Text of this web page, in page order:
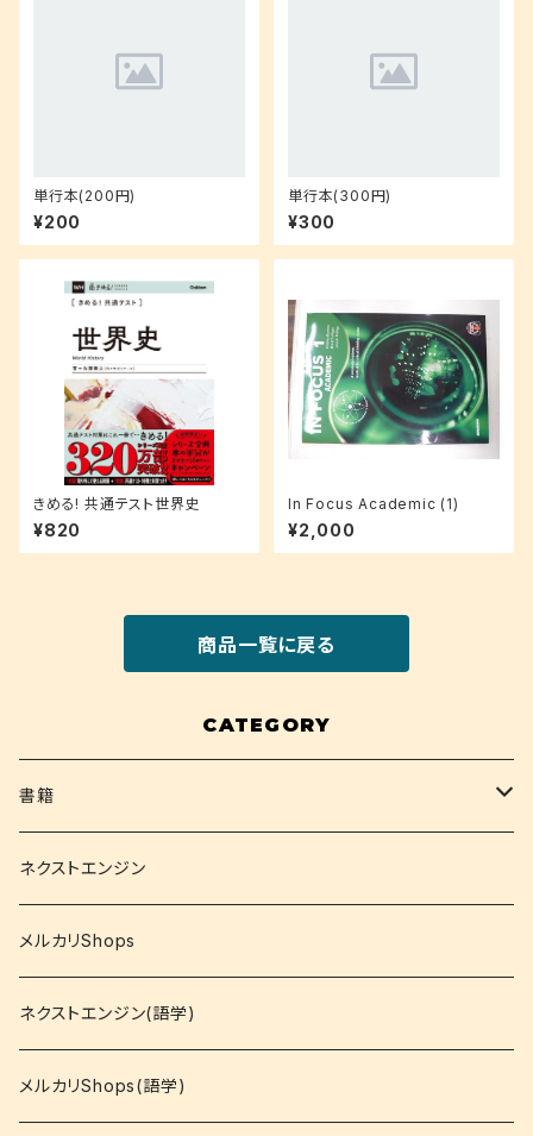
単行本(200円)
¥200
単行本(300円)
¥300
きめる! 共通テスト世界史
¥820
In Focus Academic (1)
¥2,000
商品一覧に戻る
CATEGORY
書籍
関西大学テキスト
就活
資格
コミック
ネクストエンジン
メルカリShops
ネクストエンジン(語学)
メルカリShops(語学)